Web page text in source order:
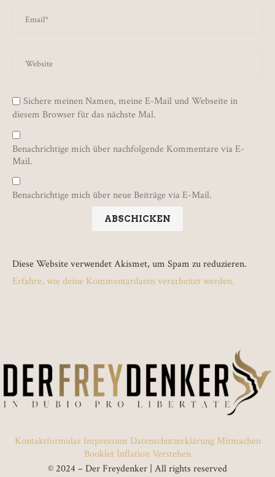
Sichere meinen Namen, meine E-Mail und Webseite in
diesem Browser für das nächste Mal.
Benachrichtige mich über nachfolgende Kommentare via E-
Mail.
Benachrichtige mich über neue Beiträge via E-Mail.
Diese Website verwendet Akismet, um Spam zu reduzieren.
Erfahre, wie deine Kommentardaten verarbeitet werden.
Kontaktformular Impressum Datenschutzerklärung Mitmachen
Booklet Inflation Verstehen
© 2024 – Der Freydenker | All rights reserved